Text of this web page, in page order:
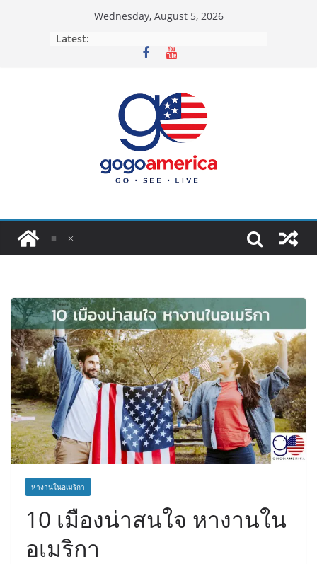
Wednesday, August 5, 2026
Latest:
หางานในอเมริกา
10 เมืองน่าสนใจ หางานใน
อเมริกา